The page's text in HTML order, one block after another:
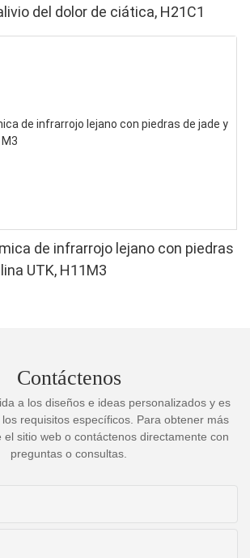
del dolor de ciática, H21C1
de infrarrojo lejano con piedras
UTK, H11M3
Contáctenos
a los diseños e ideas personalizados y es
requisitos específicos. Para obtener más
el sitio web o contáctenos directamente con
preguntas o consultas.